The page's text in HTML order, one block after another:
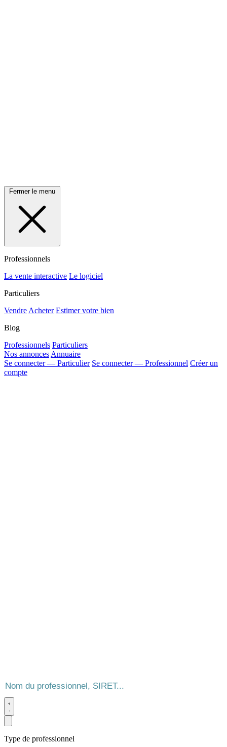
Fermer le menu
Professionnels
La vente interactive Le logiciel
Particuliers
Vendre Acheter Estimer votre bien
Blog
Professionnels Particuliers
Nos annonces Annuaire
Se connecter — Particulier Se connecter — Professionnel Créer un
compte
Type de professionnel